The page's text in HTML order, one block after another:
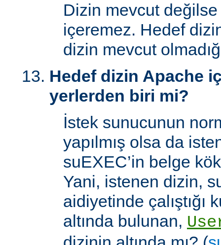
Dizin mevcut değilse
içeremez. Hedef
dizin mevcut
Hedef dizin Apache
yerlerden biri mi?
İstek sunucunun
yapılmış olsa da
suEXEC’in belge
Yani, istenen dizin,
aidiyetinde çalıştığı
altında bulunan,